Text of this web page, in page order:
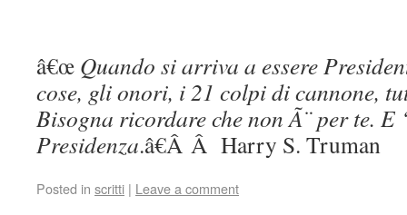
â€œ Quando si arriva a essere
cose, gli onori, i 21 colpi di cannone,
Bisogna ricordare che non Ã¨ per te. E
Presidenza.â€Â Â Harry S. Truman
Posted in scritti | Leave a comment